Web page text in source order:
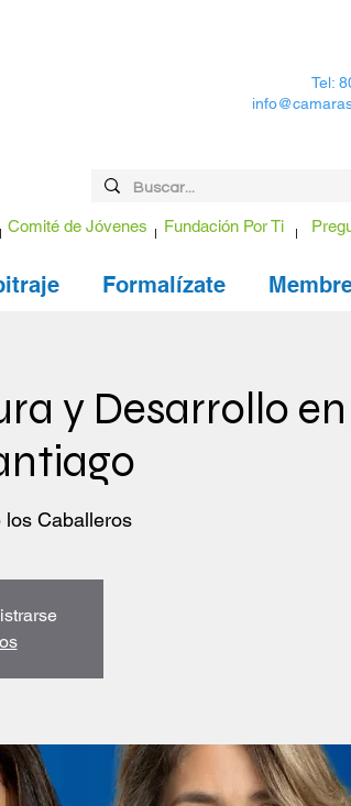
Tel:
Comité de Jóvenes Fundación Por Ti
Formalízate
y Desarrollo
los Caballeros